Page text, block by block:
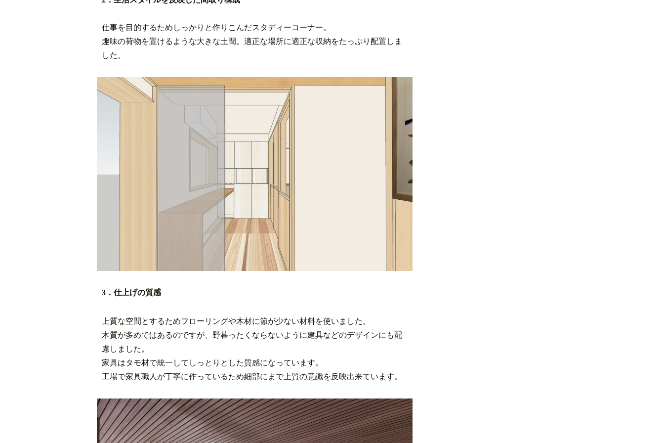
仕事を目的するためしっかりと作りこんだスタディーコーナー。
趣味の荷物を置けるような大きな土間。適正な場所に適正な収納をたっぷり配置しま
した。
3．仕上げの質感
上質な空間とするためフローリングや木材に節が少ない材料を使いました。
木質が多めではあるのですが、野暮ったくならないように建具などのデザインにも配
慮しました。
家具はタモ材で統一してしっとりとした質感になっています。
工場で家具職人が丁寧に作っているため細部にまで上質の意識を反映出来ています。